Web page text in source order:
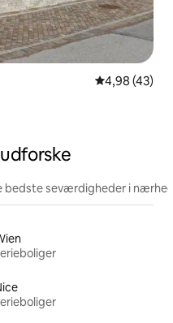
4,98 ud af 5 i
4,98 (43)
bedste seværdigheder i